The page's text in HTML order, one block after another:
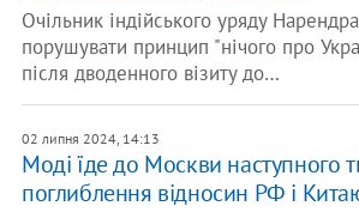
Очільник індійського уряду
порушувати принцип "нічого про
після дводенного візиту до…
02 липня 2024, 14:13
Моді їде до Москви наступного
поглиблення відносин РФ і